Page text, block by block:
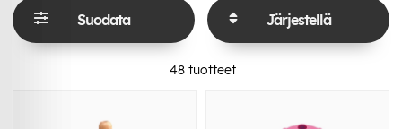
Suodata Järjestellä
48 tuotteet